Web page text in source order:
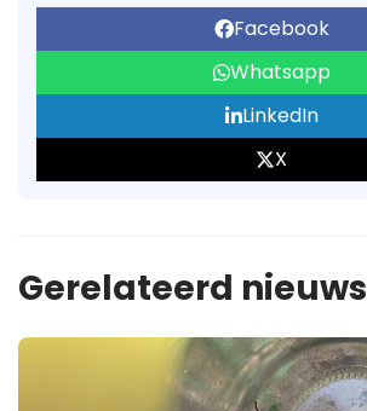
Facebook
Whatsapp
LinkedIn
X
Gerelateerd nieuws